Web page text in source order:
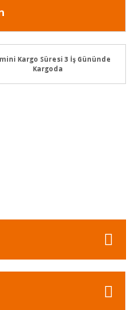
Kargo Süresi 3 İş Gününde
Kargoda